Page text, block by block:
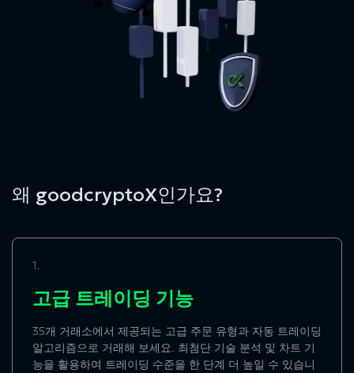
왜 goodcryptoX인가요?
1.
고급 트레이딩 기능
35개 거래소에서 제공되는 고급 주문 유형과 자동 트레이딩
알고리즘으로 거래해 보세요. 최첨단 기술 분석 및 차트 기
능을 활용하여 트레이딩 수준을 한 단계 더 높일 수 있습니